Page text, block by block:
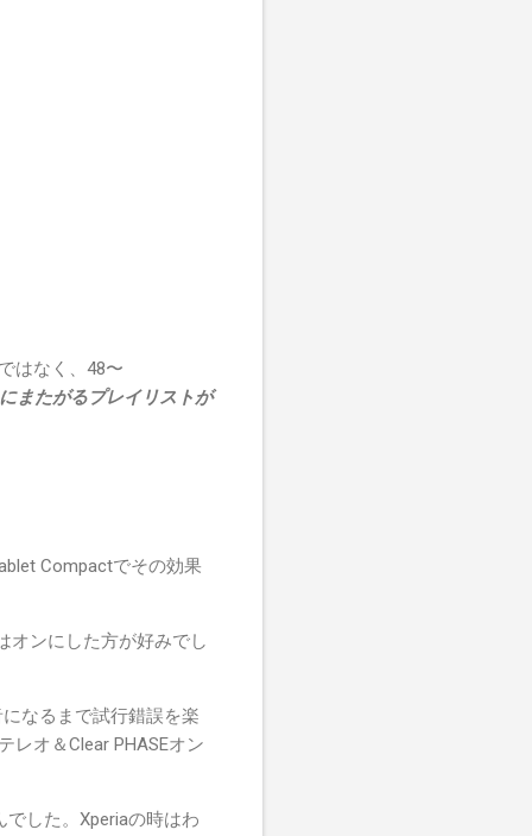
はなく、48〜
またがるプレイリストが
Compactでその効果
オンにした方が好みでし
なるまで試行錯誤を楽
レオ＆Clear PHASEオン
した。Xperiaの時はわ